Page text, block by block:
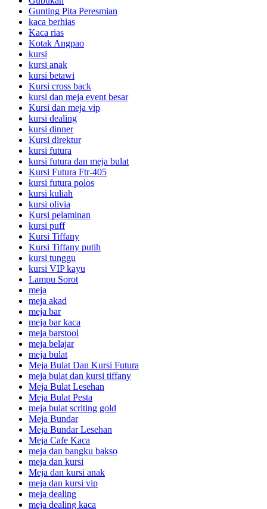
Gunting Pita Peresmian
kaca berhias
Kaca rias
Kotak Angpao
kursi
kursi anak
kursi betawi
Kursi cross back
kursi dan meja event besar
Kursi dan meja vip
kursi dealing
kursi dinner
Kursi direktur
kursi futura
kursi futura dan meja bulat
Kursi Futura Ftr-405
kursi futura polos
kursi kuliah
kursi olivia
Kursi pelaminan
kursi puff
Kursi Tiffany
Kursi Tiffany putih
kursi tunggu
kursi VIP kayu
Lampu Sorot
meja
meja akad
meja bar
meja bar kaca
meja barstool
meja belajar
meja bulat
Meja Bulat Dan Kursi Futura
meja bulat dan kursi tiffany
Meja Bulat Lesehan
Meja Bulat Pesta
meja bulat scriting gold
Meja Bundar
Meja Bundar Lesehan
Meja Cafe Kaca
meja dan bangku bakso
meja dan kursi
Meja dan kursi anak
meja dan kursi vip
meja dealing
meja dealing kaca